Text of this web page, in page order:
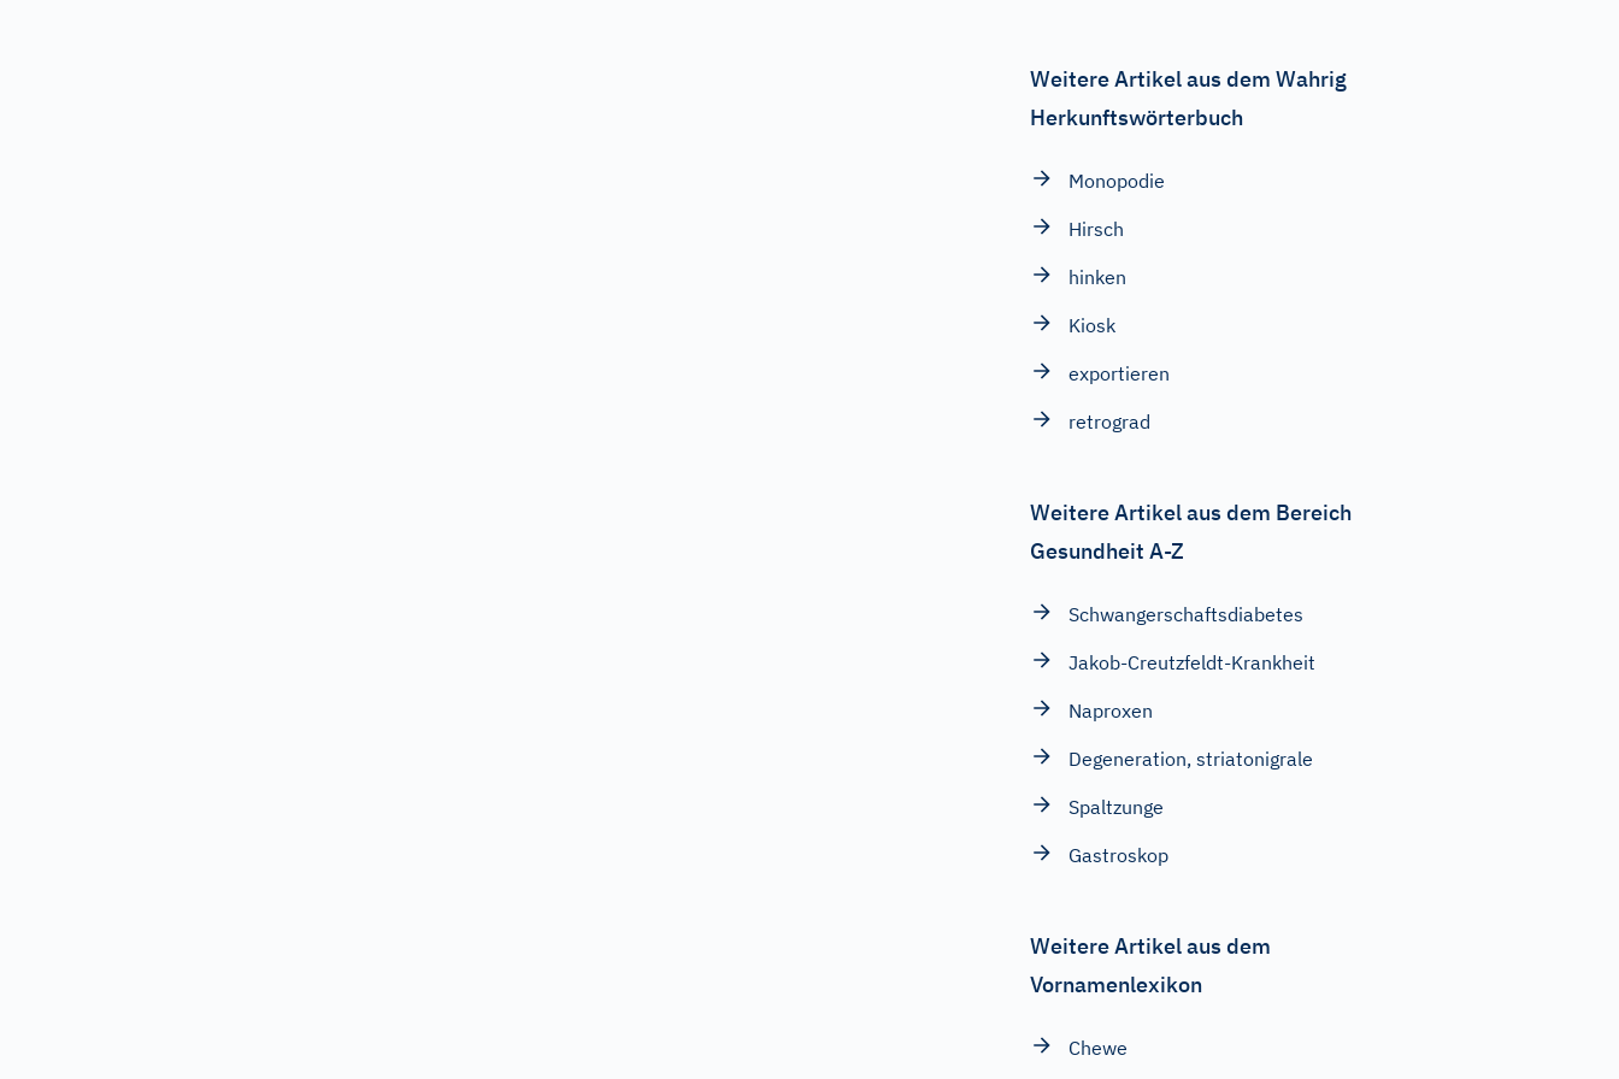
Weitere Artikel aus dem Wahrig
Herkunftswörterbuch
Monopodie
Hirsch
hinken
Kiosk
exportieren
retrograd
Weitere Artikel aus dem Bereich
Gesundheit A-Z
Schwangerschaftsdiabetes
Jakob-Creutzfeldt-Krankheit
Naproxen
Degeneration, striatonigrale
Spaltzunge
Gastroskop
Weitere Artikel aus dem
Vornamenlexikon
Chewe